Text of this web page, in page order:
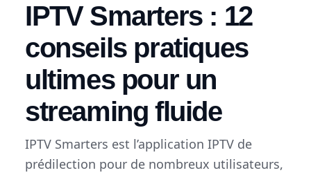
IPTV Smarters : 12
conseils pratiques
ultimes pour un
streaming fluide
IPTV Smarters est l’application IPTV de
prédilection pour de nombreux utilisateurs,